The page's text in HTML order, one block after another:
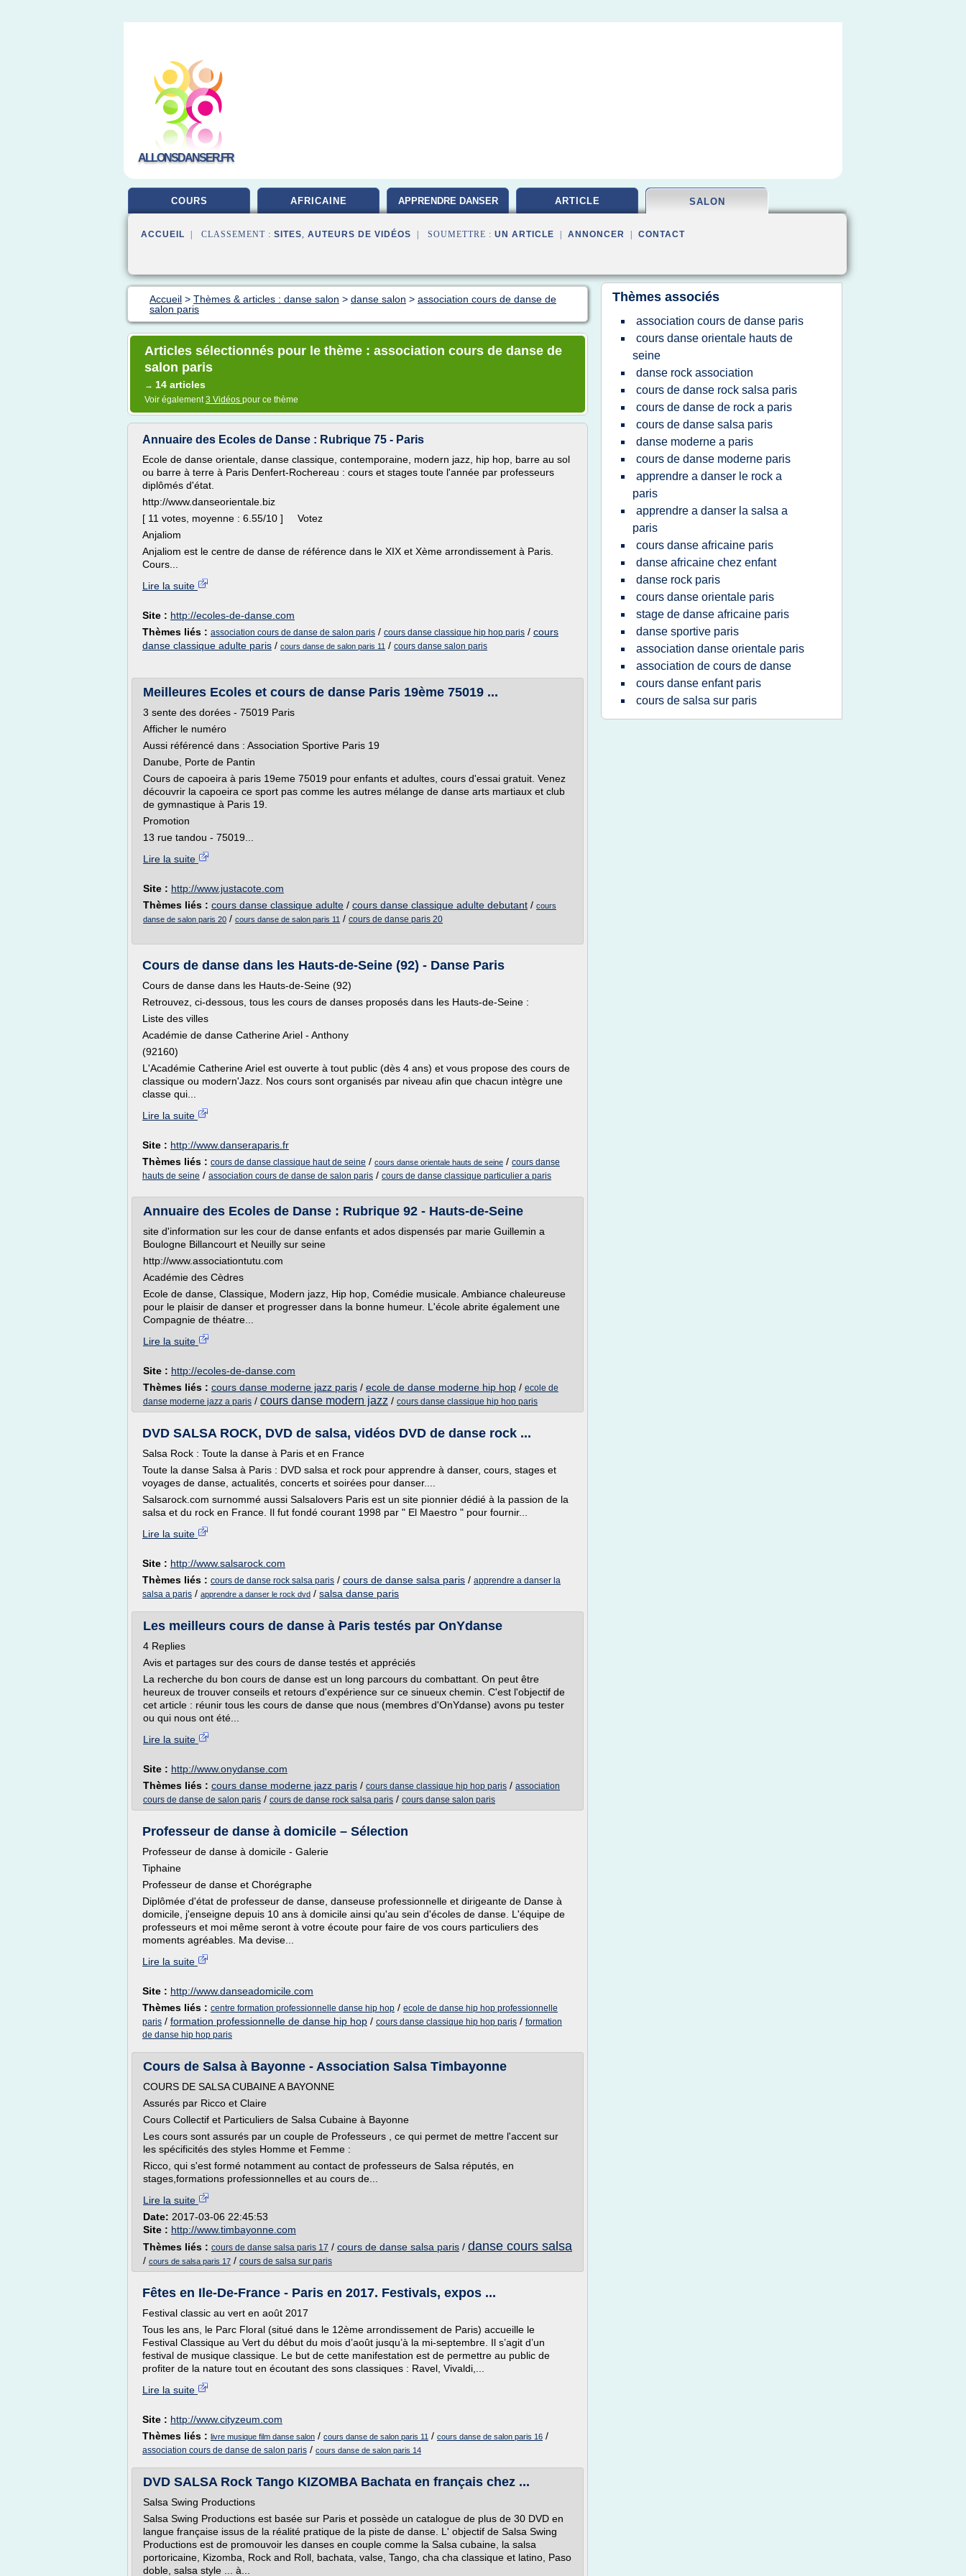
ALLONSDANSER.FR
COURS AFRICAINE APPRENDRE DANSER ARTICLE SALON
ACCUEIL | CLASSEMENT : SITES, AUTEURS DE VIDÉOS | SOUMETTRE : UN ARTICLE ANNONCER CONTACT
Accueil > Thèmes & articles : danse salon > danse salon > association cours de danse de
salon paris
Articles sélectionnés pour le thème : association cours de danse de
salon paris
→ 14 articles
Voir également3 Vidéos pour ce thème
Annuaire des Ecoles de Danse : Rubrique 75 - Paris
Ecole de danse orientale, danse classique, contemporaine, modern jazz, hip hop, barre au sol
ou barre à terre à Paris Denfert-Rochereau : cours et stages toute l'année par professeurs
diplômés d'état.
http://www.danseorientale.biz
[ 11 votes, moyenne : 6.55/10 ] Votez
Anjaliom
Anjaliom est le centre de danse de référence dans le XIX et Xème arrondissement à Paris.
Cours...
Lire la suite
Site : http://ecoles-de-danse.com
Thèmes liés : association cours de danse de salon paris / cours danse classique hip hop paris / cours
danse classique adulte paris / cours danse de salon paris 11 / cours danse salon paris
Meilleures Ecoles et cours de danse Paris 19ème 75019 ...
3 sente des dorées - 75019 Paris
Afficher le numéro
Aussi référencé dans : Association Sportive Paris 19
Danube, Porte de Pantin
Cours de capoeira à paris 19eme 75019 pour enfants et adultes, cours d'essai gratuit. Venez
découvrir la capoeira ce sport pas comme les autres mélange de danse arts martiaux et club
de gymnastique à Paris 19.
Promotion
13 rue tandou - 75019...
Lire la suite
Site : http://www.justacote.com
Thèmes liés : cours danse classique adulte / cours danse classique adulte debutant / cours
danse de salon paris 20 / cours danse de salon paris 11 / cours de danse paris 20
Cours de danse dans les Hauts-de-Seine (92) - Danse Paris
Cours de danse dans les Hauts-de-Seine (92)
Retrouvez, ci-dessous, tous les cours de danses proposés dans les Hauts-de-Seine :
Liste des villes
Académie de danse Catherine Ariel - Anthony
(92160)
L'Académie Catherine Ariel est ouverte à tout public (dès 4 ans) et vous propose des cours de
classique ou modern'Jazz. Nos cours sont organisés par niveau afin que chacun intègre une
classe qui...
Lire la suite
Site : http://www.danseraparis.fr
Thèmes liés : cours de danse classique haut de seine / cours danse orientale hauts de seine / cours danse
hauts de seine / association cours de danse de salon paris / cours de danse classique particulier a paris
Annuaire des Ecoles de Danse : Rubrique 92 - Hauts-de-Seine
site d'information sur les cour de danse enfants et ados dispensés par marie Guillemin a
Boulogne Billancourt et Neuilly sur seine
http://www.associationtutu.com
Académie des Cèdres
Ecole de danse, Classique, Modern jazz, Hip hop, Comédie musicale. Ambiance chaleureuse
pour le plaisir de danser et progresser dans la bonne humeur. L'école abrite également une
Compagnie de théatre...
Lire la suite
Site : http://ecoles-de-danse.com
Thèmes liés : cours danse moderne jazz paris / ecole de danse moderne hip hop / ecole de
danse moderne jazz a paris / cours danse modern jazz / cours danse classique hip hop paris
DVD SALSA ROCK, DVD de salsa, vidéos DVD de danse rock ...
Salsa Rock : Toute la danse à Paris et en France
Toute la danse Salsa à Paris : DVD salsa et rock pour apprendre à danser, cours, stages et
voyages de danse, actualités, concerts et soirées pour danser....
Salsarock.com surnommé aussi Salsalovers Paris est un site pionnier dédié à la passion de la
salsa et du rock en France. Il fut fondé courant 1998 par " El Maestro " pour fournir...
Lire la suite
Site : http://www.salsarock.com
Thèmes liés : cours de danse rock salsa paris / cours de danse salsa paris / apprendre a danser la
salsa a paris / apprendre a danser le rock dvd / salsa danse paris
Les meilleurs cours de danse à Paris testés par OnYdanse
4 Replies
Avis et partages sur des cours de danse testés et appréciés
La recherche du bon cours de danse est un long parcours du combattant. On peut être
heureux de trouver conseils et retours d'expérience sur ce sinueux chemin. C'est l'objectif de
cet article : réunir tous les cours de danse que nous (membres d'OnYdanse) avons pu tester
ou qui nous ont été...
Lire la suite
Site : http://www.onydanse.com
Thèmes liés : cours danse moderne jazz paris / cours danse classique hip hop paris / association
cours de danse de salon paris / cours de danse rock salsa paris / cours danse salon paris
Professeur de danse à domicile – Sélection
Professeur de danse à domicile - Galerie
Tiphaine
Professeur de danse et Chorégraphe
Diplômée d'état de professeur de danse, danseuse professionnelle et dirigeante de Danse à
domicile, j'enseigne depuis 10 ans à domicile ainsi qu'au sein d'écoles de danse. L'équipe de
professeurs et moi même seront à votre écoute pour faire de vos cours particuliers des
moments agréables. Ma devise...
Lire la suite
Site : http://www.danseadomicile.com
Thèmes liés : centre formation professionnelle danse hip hop / ecole de danse hip hop professionnelle
paris / formation professionnelle de danse hip hop / cours danse classique hip hop paris / formation
de danse hip hop paris
Cours de Salsa à Bayonne - Association Salsa Timbayonne
COURS DE SALSA CUBAINE A BAYONNE
Assurés par Ricco et Claire
Cours Collectif et Particuliers de Salsa Cubaine à Bayonne
Les cours sont assurés par un couple de Professeurs , ce qui permet de mettre l'accent sur
les spécificités des styles Homme et Femme :
Ricco, qui s'est formé notamment au contact de professeurs de Salsa réputés, en
stages,formations professionnelles et au cours de...
Lire la suite
Date: 2017-03-06 22:45:53
Site : http://www.timbayonne.com
Thèmes liés : cours de danse salsa paris 17 / cours de danse salsa paris / danse cours salsa
/ cours de salsa paris 17 / cours de salsa sur paris
Fêtes en Ile-De-France - Paris en 2017. Festivals, expos ...
Festival classic au vert en août 2017
Tous les ans, le Parc Floral (situé dans le 12ème arrondissement de Paris) accueille le
Festival Classique au Vert du début du mois d’août jusqu’à la mi-septembre. Il s’agit d’un
festival de musique classique. Le but de cette manifestation est de permettre au public de
profiter de la nature tout en écoutant des sons classiques : Ravel, Vivaldi,...
Lire la suite
Site : http://www.cityzeum.com
Thèmes liés : livre musique film danse salon / cours danse de salon paris 11 / cours danse de salon paris 16 /
association cours de danse de salon paris / cours danse de salon paris 14
DVD SALSA Rock Tango KIZOMBA Bachata en français chez ...
Salsa Swing Productions
Salsa Swing Productions est basée sur Paris et possède un catalogue de plus de 30 DVD en
langue française issus de la réalité pratique de la piste de danse. L' objectif de Salsa Swing
Productions est de promouvoir les danses en couple comme la Salsa cubaine, la salsa
portoricaine, Kizomba, Rock and Roll, bachata, valse, Tango, cha cha classique et latino, Paso
doble, salsa style ... à...
Thèmes associés
association cours de danse paris
cours danse orientale hauts de
seine
danse rock association
cours de danse rock salsa paris
cours de danse de rock a paris
cours de danse salsa paris
danse moderne a paris
cours de danse moderne paris
apprendre a danser le rock a
paris
apprendre a danser la salsa a
paris
cours danse africaine paris
danse africaine chez enfant
danse rock paris
cours danse orientale paris
stage de danse africaine paris
danse sportive paris
association danse orientale paris
association de cours de danse
cours danse enfant paris
cours de salsa sur paris